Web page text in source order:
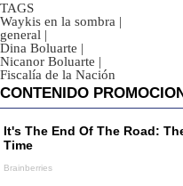
TAGS
Waykis en la sombra |
general |
Dina Boluarte |
Nicanor Boluarte |
Fiscalía de la Nación